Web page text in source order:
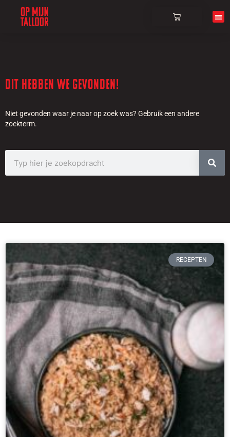
Dit hebben we gevonden!
Niet gevonden waar je naar op zoek was? Gebruik een andere
zoekterm.
RECEPTEN